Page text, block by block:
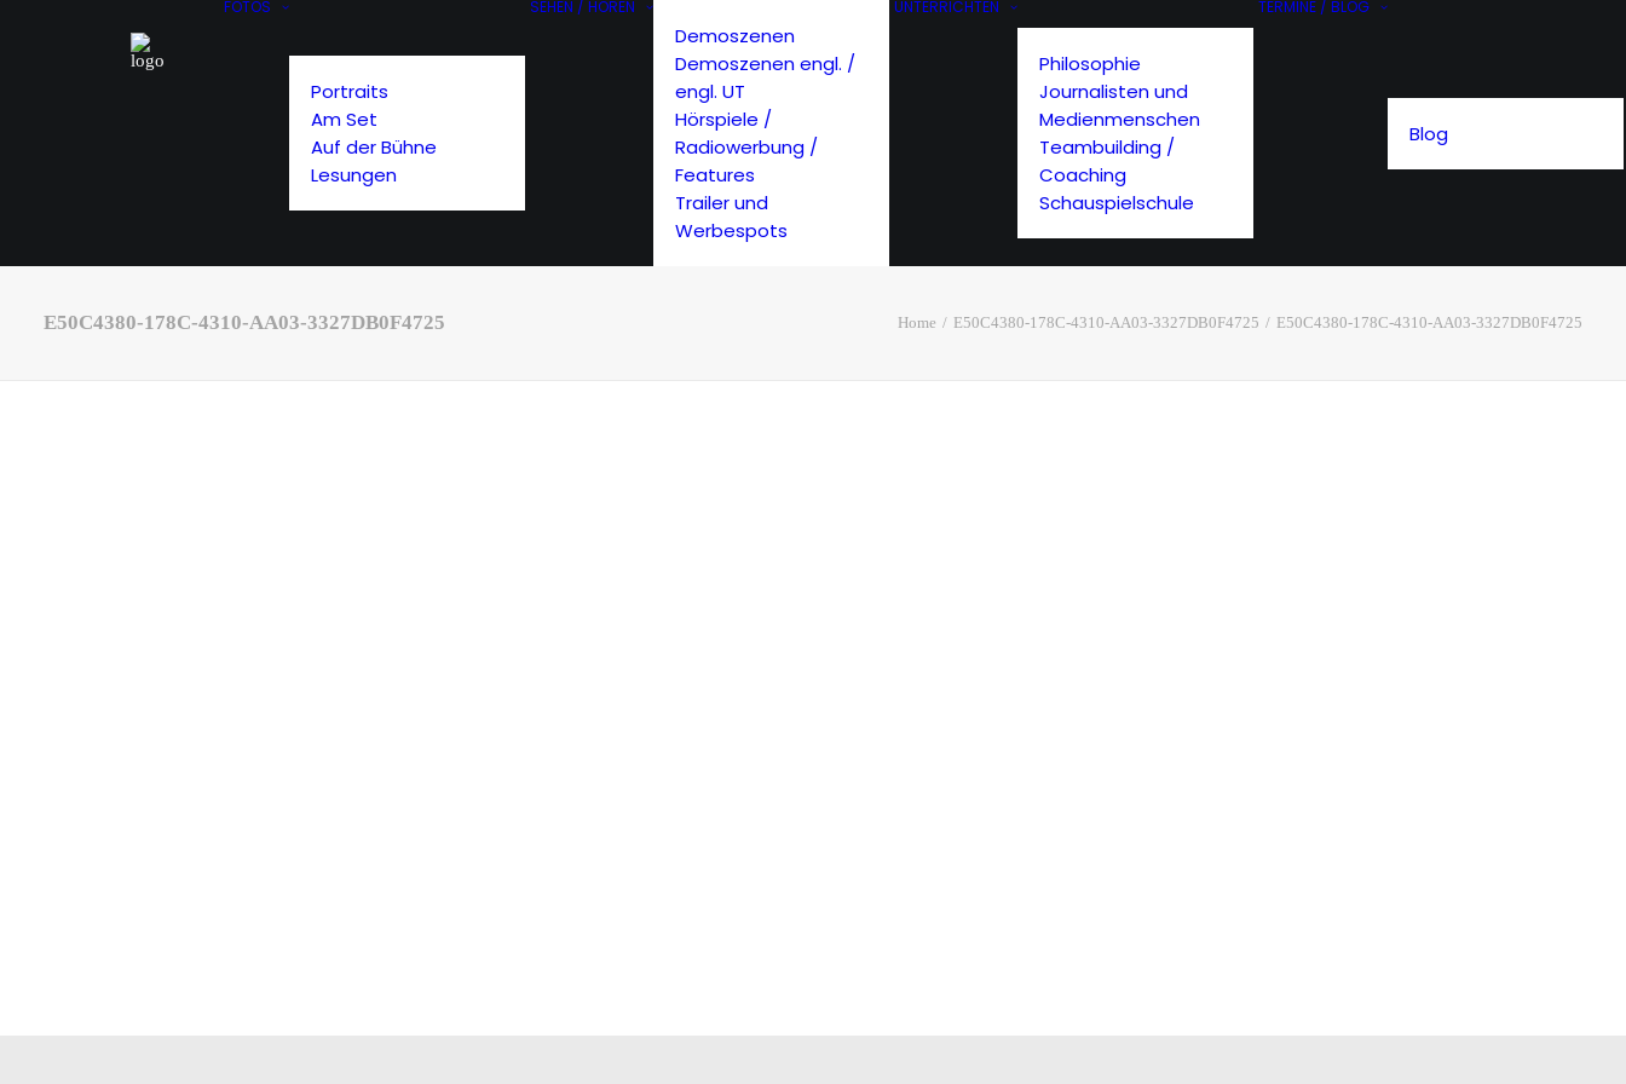
FOTOS
Portraits
Am Set
Auf der Bühne
Lesungen
SEHEN / HÖREN
Demoszenen
Demoszenen engl. /
engl. UT
Hörspiele /
Radiowerbung /
Features
Trailer und
Werbespots
UNTERRICHTEN
Philosophie
Journalisten und
Medienmenschen
Teambuilding /
Coaching
Schauspielschule
TERMINE / BLOG
Blog
E50C4380-178C-4310-AA03-3327DB0F4725 Home E50C4380-178C-4310-AA03-3327DB0F4725 E50C4380-178C-4310-AA03-3327DB0F4725